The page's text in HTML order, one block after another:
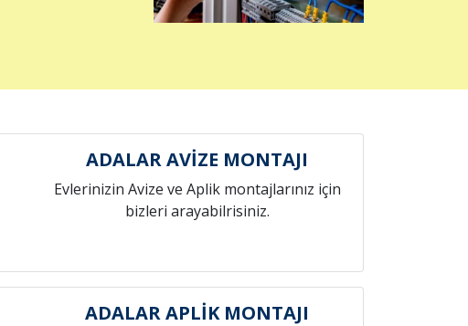
ADALAR AVİZE MONTAJI
Evlerinizin Avize ve Aplik montajlarınız için
bizleri arayabilrisiniz.
ADALAR APLİK MONTAJI